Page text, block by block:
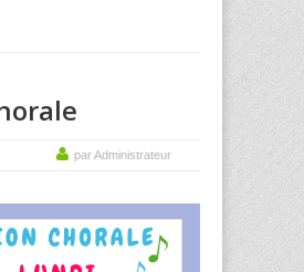
par Administrateur